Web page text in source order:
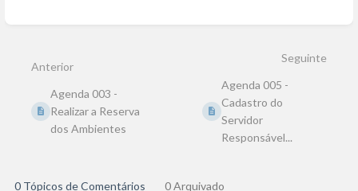
de
seleção
seção
Anterior
Agenda 003 -
Realizar a Reserva
dos Ambientes
Seguinte
Agenda 005 -
Cadastro do
Servidor
Responsável...
0 Tópicos de Comentários 0 Arquivado